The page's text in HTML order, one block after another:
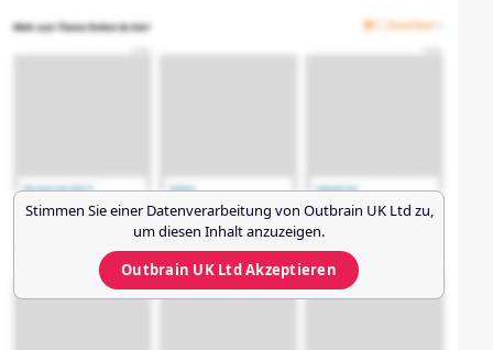
Stimmen Sie einer Datenverarbeitung von Outbrain UK Ltd zu,
um diesen Inhalt anzuzeigen.
Outbrain UK LtdAkzeptieren